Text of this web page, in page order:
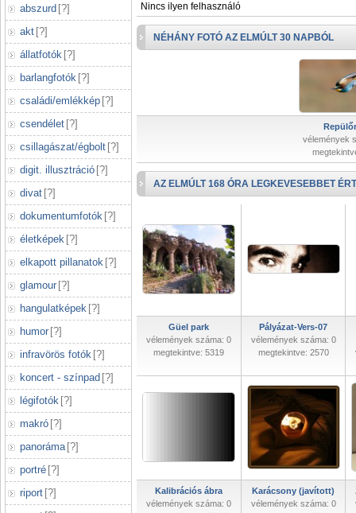
abszurd [?]
akt [?]
állatfotók [?]
barlangfotók [?]
családi/emlékkép [?]
csendélet [?]
csillagászat/égbolt [?]
digit. illusztráció [?]
divat [?]
dokumentumfotók [?]
életképek [?]
elkapott pillanatok [?]
glamour [?]
hangulatképek [?]
humor [?]
infravörös fotók [?]
koncert - színpad [?]
légifotók [?]
makró [?]
panoráma [?]
portré [?]
riport [?]
Nincs ilyen felhasználó
NÉHÁNY FOTÓ AZ ELMÚLT 30 NAPBÓL
vélemények
AZ ELMÚLT 168 ÓRA LEGKEVESEBBET
Güel park
vélemények száma: 0
megtekintve: 5319
Pályázat-Vers-07
vélemények száma: 0
megtekintve: 2570
Kalibrációs ábra
vélemények száma: 0
Karácsony (javított)
vélemények száma: 0